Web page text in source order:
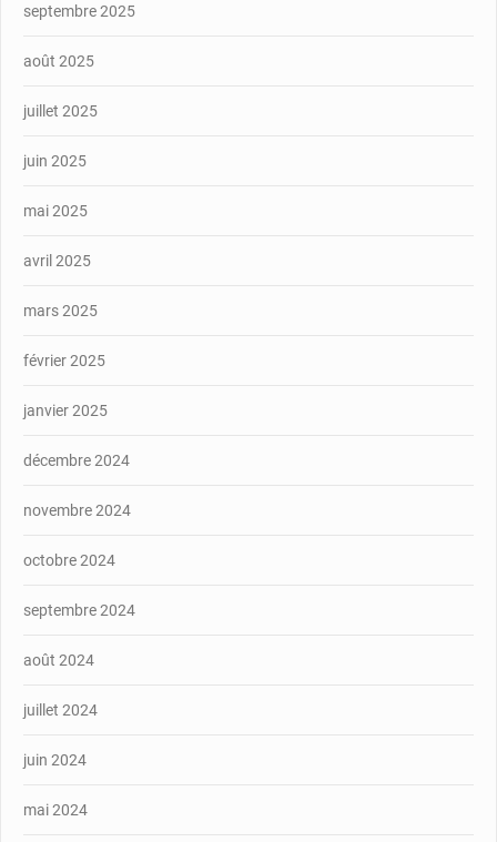
septembre 2025
août 2025
juillet 2025
juin 2025
mai 2025
avril 2025
mars 2025
février 2025
janvier 2025
décembre 2024
novembre 2024
octobre 2024
septembre 2024
août 2024
juillet 2024
juin 2024
mai 2024